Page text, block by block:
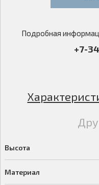
Подробная
+7-
Высота
Материал